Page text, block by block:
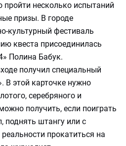
несколько испытаний
призы. В городе
культурный фестиваль
квеста присоединилась
Полина Бабук.
получил специальный
В этой карточке нужно
серебряного и
получить, если поиграть
поднять штангу или с
прокатиться на